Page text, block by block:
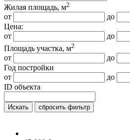
Жилая площадь, м2
от
до
Цена:
от
до
Площадь участка, м2
от
до
Год постройки
от
до
ID объекта
Искать сбросить фильтр